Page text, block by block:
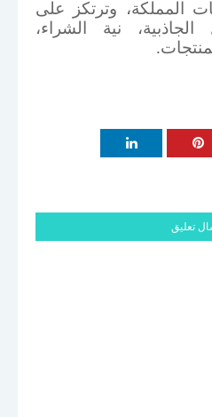
المملكة، وترتكز على
نية الشراء،
.
تعليق